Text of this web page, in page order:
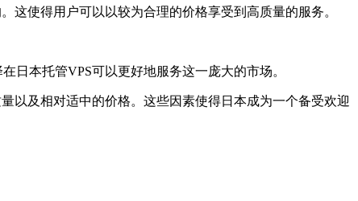
使得用户可以以较为合理的价格享受到高质量的服务。
本托管VPS可以更好地服务这一庞大的市场。
及相对适中的价格。这些因素使得日本成为一个备受欢迎